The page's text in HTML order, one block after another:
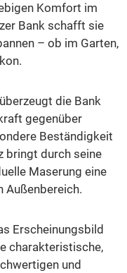
Komfort im
Bank schafft sie
– ob im Garten,
die Bank
gegenüber
Beständigkeit
bringt durch seine
Maserung eine
Außenbereich.
Erscheinungsbild
charakteristische,
und